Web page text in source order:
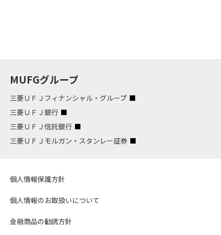
MUFGグループ
三菱ＵＦＪフィナンシャル・グループ
三菱ＵＦＪ銀行
三菱ＵＦＪ信託銀行
三菱ＵＦＪモルガン・スタンレー証券
個人情報保護方針
個人情報のお取扱いについて
金融商品の勧誘方針